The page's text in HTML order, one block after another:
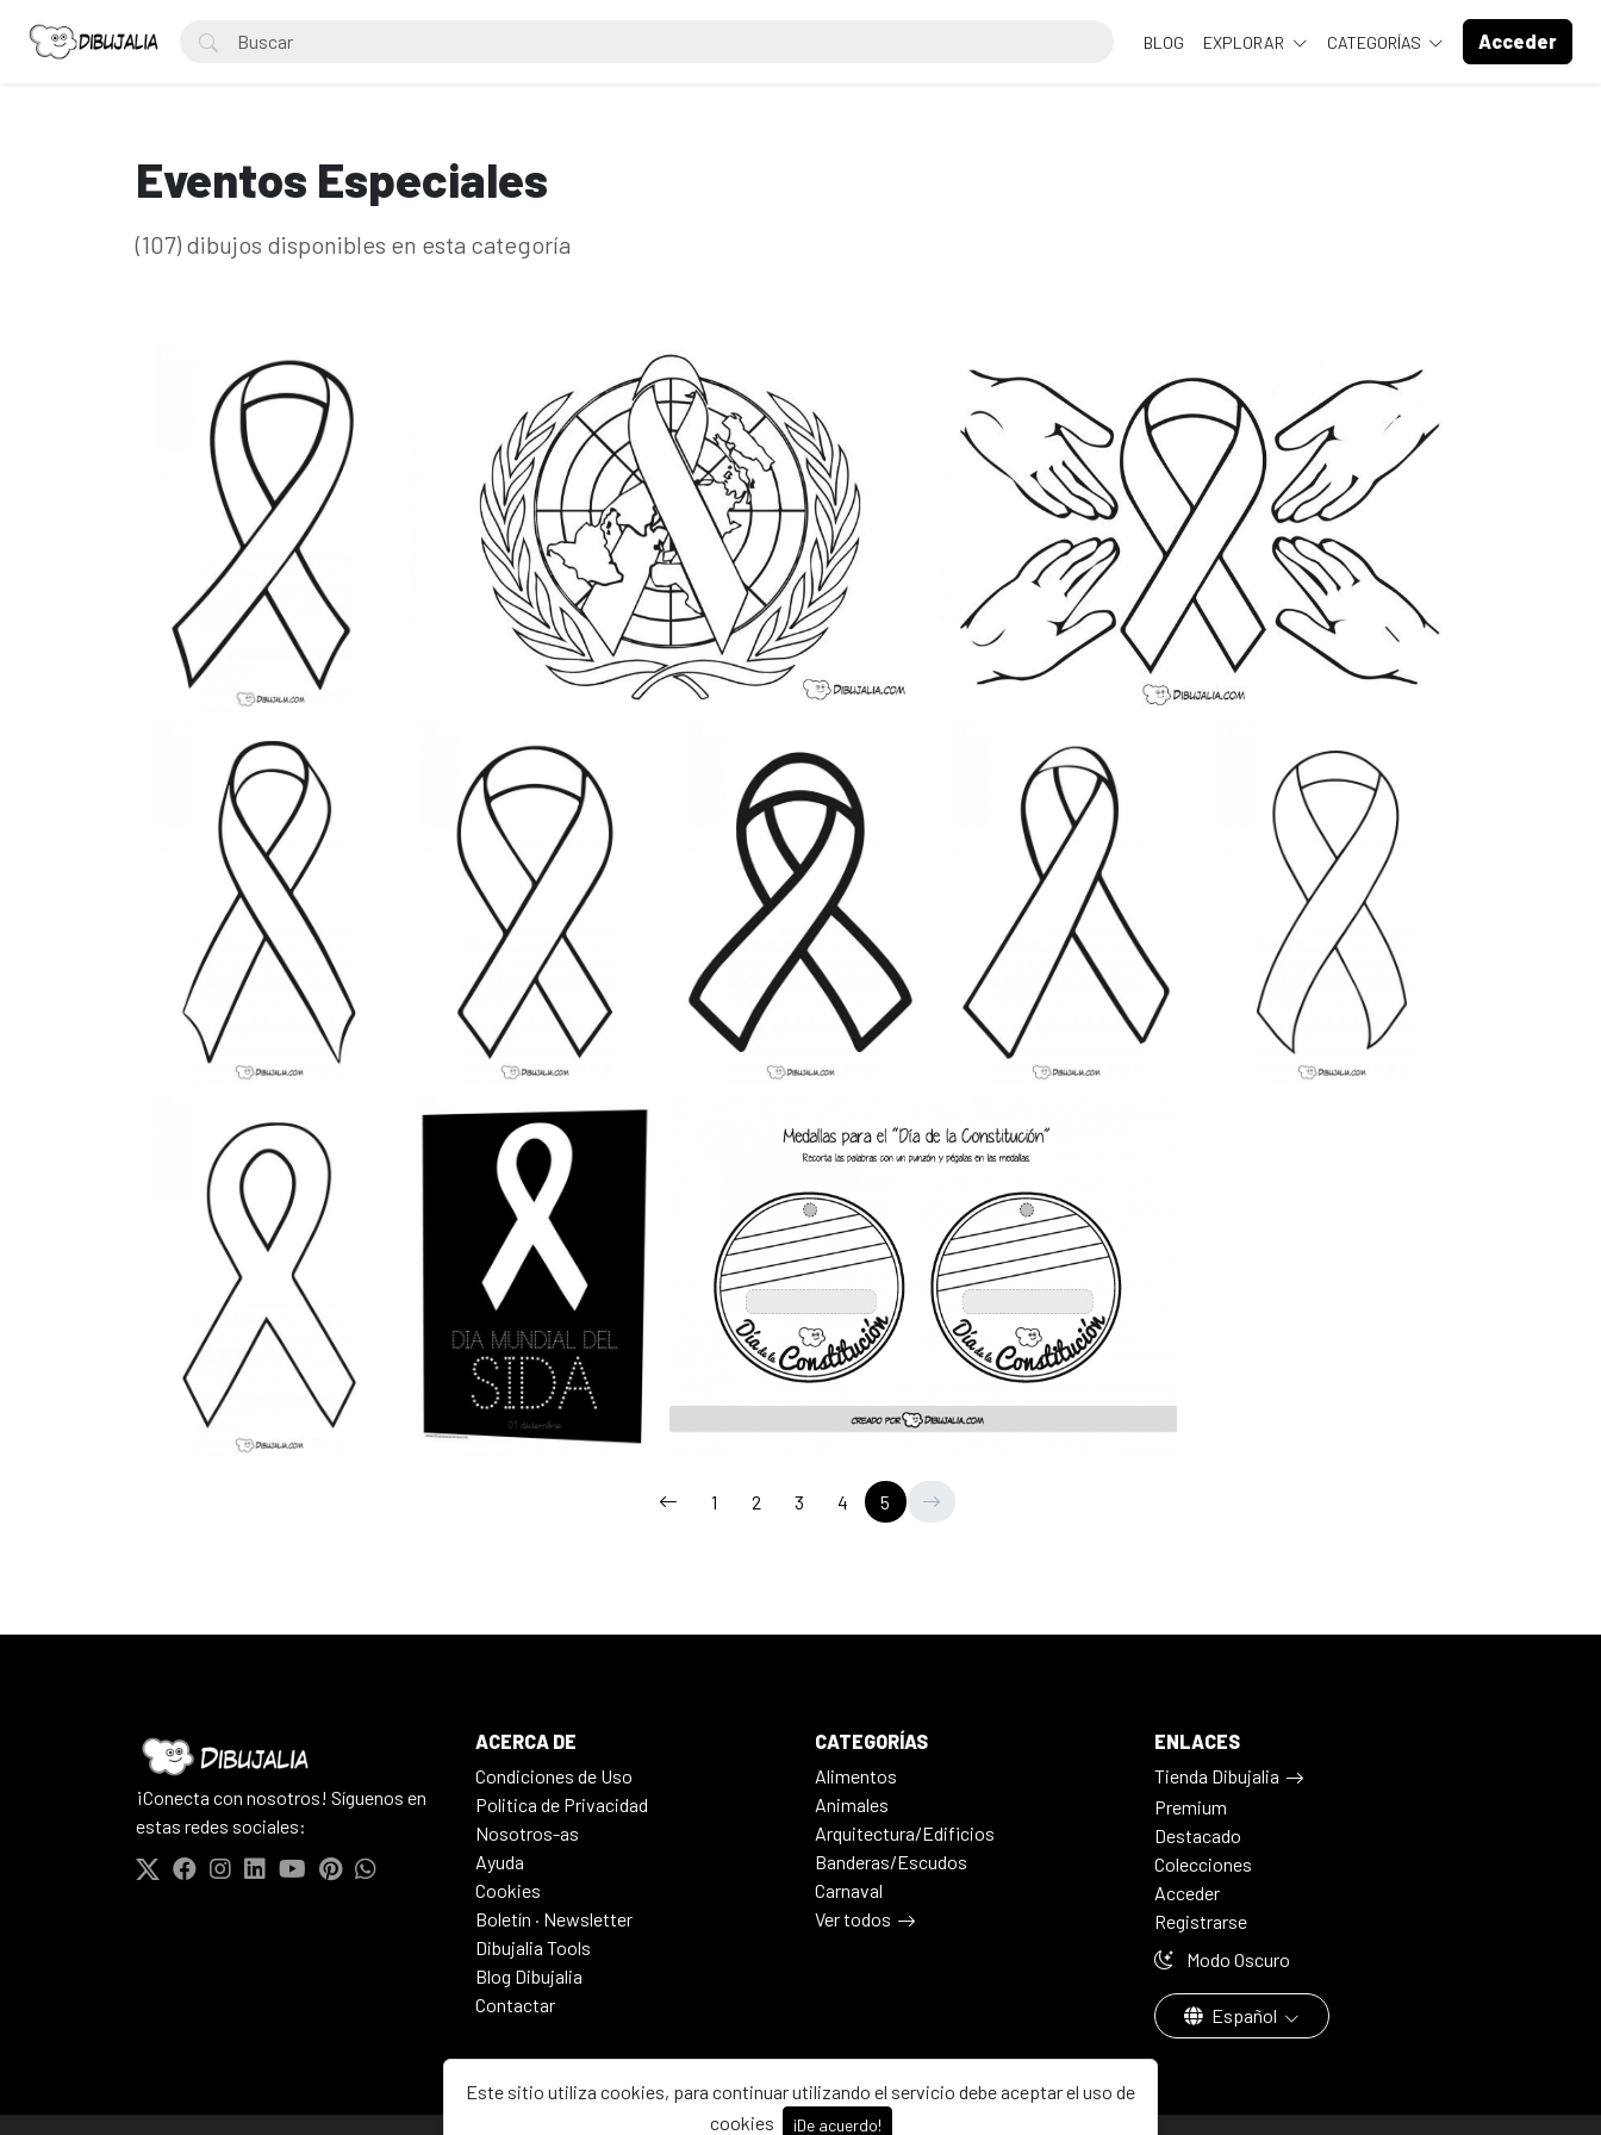
Este sitio utiliza cookies, para continuar utilizando el servicio debe aceptar el uso de
cookies
¡De acuerdo!
BLOG EXPLORAR CATEGORÍAS Acceder
Eventos Especiales
(107) dibujos disponibles en esta categoría
1 2 3 4 5
¡Conecta con nosotros! Síguenos en
estas redes sociales:
ACERCA DE
Condiciones de Uso
Politica de Privacidad
Nosotros-as
Ayuda
Cookies
Boletín · Newsletter
Dibujalia Tools
Blog Dibujalia
Contactar
CATEGORÍAS
Alimentos
Animales
Arquitectura/Edificios
Banderas/Escudos
Carnaval
Ver todos
ENLACES
Tienda Dibujalia
Premium
Destacado
Colecciones
Acceder
Registrarse
Modo Oscuro
Español